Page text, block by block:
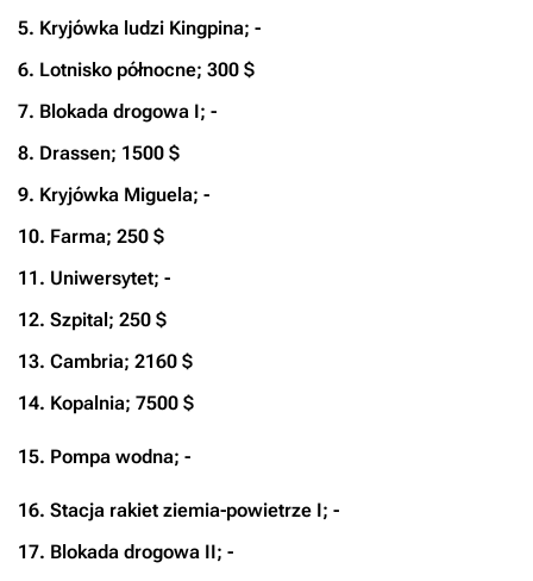
5. Kryjówka ludzi Kingpina; -
6. Lotnisko północne; 300 $
7. Blokada drogowa I; -
8. Drassen; 1500 $
9. Kryjówka Miguela; -
10. Farma; 250 $
11. Uniwersytet; -
12. Szpital; 250 $
13. Cambria; 2160 $
14. Kopalnia; 7500 $
15. Pompa wodna; -
16. Stacja rakiet ziemia-powietrze I; -
17. Blokada drogowa II; -